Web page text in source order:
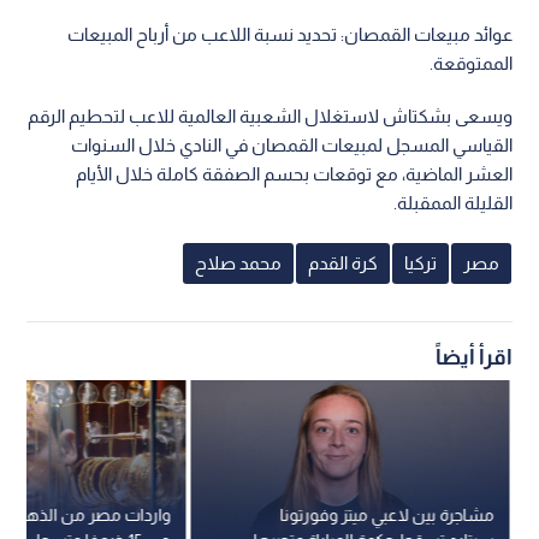
عوائد مبيعات القمصان: تحديد نسبة اللاعب من أرباح المبيعات
الممتوقعة.
ويسعى بشكتاش لاستغلال الشعبية العالمية للاعب لتحطيم الرقم
القياسي المسجل لمبيعات القمصان في النادي خلال السنوات
العشر الماضية، مع توقعات بحسم الصفقة كاملة خلال الأيام
القليلة الممقبلة.
مصر تركيا كرة القدم محمد صلاح
اقرأ أيضاً
واردات مصر من الذهب
مشاجرة بين لاعبي ميتز وفورتونا